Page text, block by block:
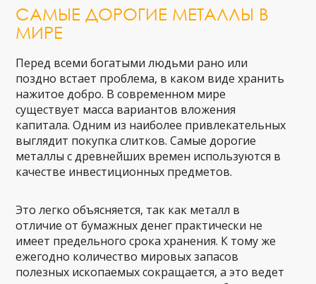
САМЫЕ ДОРОГИЕ МЕТАЛЛЫ В
МИРЕ
Перед всеми богатыми людьми рано или
поздно встает проблема, в каком виде хранить
нажитое добро. В современном мире
существует масса вариантов вложения
капитала. Одним из наиболее привлекательных
выглядит покупка слитков. Самые дорогие
металлы с древнейших времен используются в
качестве инвестиционных предметов.
Это легко объясняется, так как металл в
отличие от бумажных денег практически не
имеет предельного срока хранения. К тому же
ежегодно количество мировых запасов
полезных ископаемых сокращается, а это ведет